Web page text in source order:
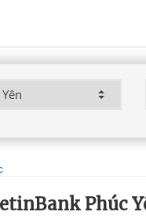
Phúc